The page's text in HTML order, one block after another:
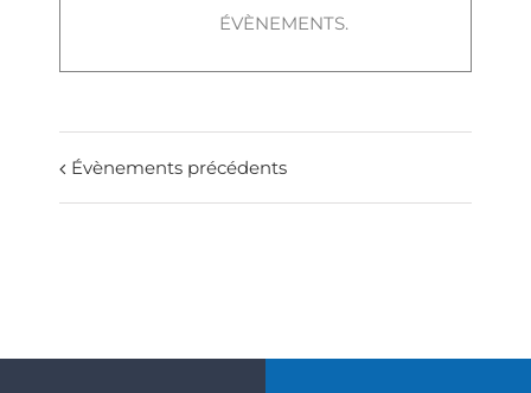
ÉVÈNEMENTS.
Évènements précédents